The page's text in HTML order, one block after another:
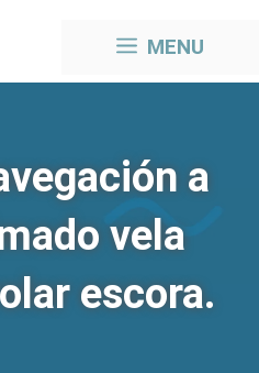
MENU
a
vela
escora.